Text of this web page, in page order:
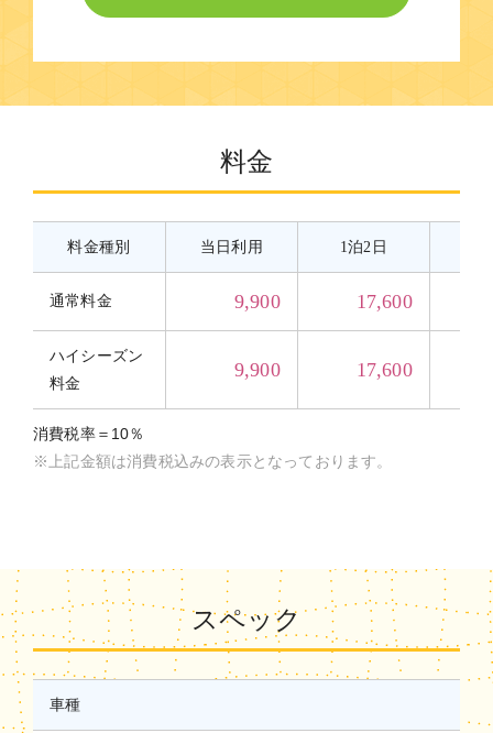
料金
料金種別 当日利用 1泊2日
通常料金 9,900 17,600
ハイシーズン
料金
9,900 17,600
消費税率＝10％
※上記金額は消費税込みの表示となっております。
スペック
車種